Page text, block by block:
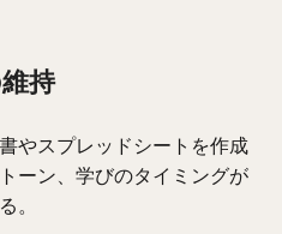
持
やスプレッドシートを作成
ーン、学びのタイミングが
。